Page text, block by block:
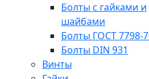
Болты с гайками и
шайбами
Болты ГОСТ 7798-
Болты DIN 931
Винты